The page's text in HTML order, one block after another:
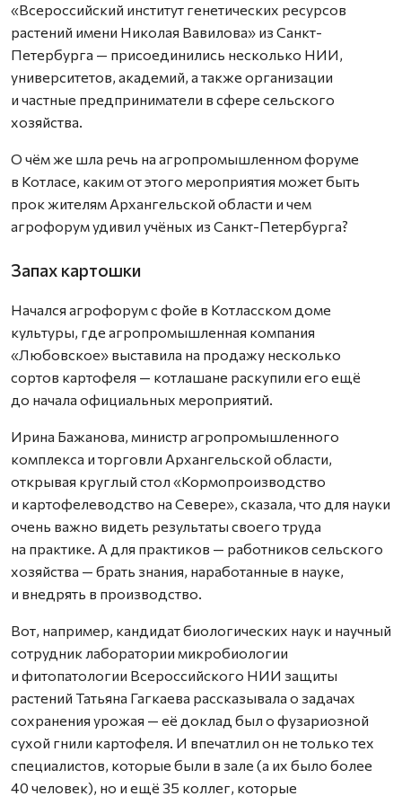
«Всероссийский институт генетических ресурсов
растений имени Николая Вавилова» из Санкт-
Петербурга — присоединились несколько НИИ,
университетов, академий, а также организации
и частные предприниматели в сфере сельского
хозяйства.
О чём же шла речь на агропромышленном форуме
в Котласе, каким от этого мероприятия может быть
прок жителям Архангельской области и чем
агрофорум удивил учёных из Санкт-Петербурга?
Запах картошки
Начался агрофорум с фойе в Котласском доме
культуры, где агропромышленная компания
«Любовское» выставила на продажу несколько
сортов картофеля — котлашане раскупили его ещё
до начала официальных мероприятий.
Ирина Бажанова, министр агропромышленного
комплекса и торговли Архангельской области,
открывая круглый стол «Кормопроизводство
и картофелеводство на Севере», сказала, что для науки
очень важно видеть результаты своего труда
на практике. А для практиков — работников сельского
хозяйства — брать знания, наработанные в науке,
и внедрять в производство.
Вот, например, кандидат биологических наук и научный
сотрудник лаборатории микробиологии
и фитопатологии Всероссийского НИИ защиты
растений Татьяна Гагкаева рассказывала о задачах
сохранения урожая — её доклад был о фузариозной
сухой гнили картофеля. И впечатлил он не только тех
специалистов, которые были в зале (а их было более
40 человек), но и ещё 35 коллег, которые